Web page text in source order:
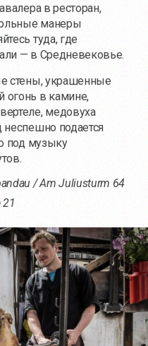
в ресторан,
манеры
туда, где
— в Средневековье.
стены, украшенные
огонь в камине,
медовуха
подается
под музыку
/ Am Juliusturm 64
21